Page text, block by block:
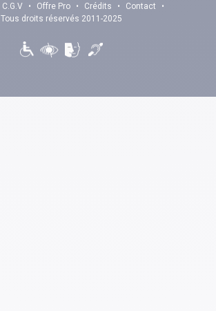
C.G.V • Offre Pro • Crédits • Contact
•
Tous droits réservés 2011-2025